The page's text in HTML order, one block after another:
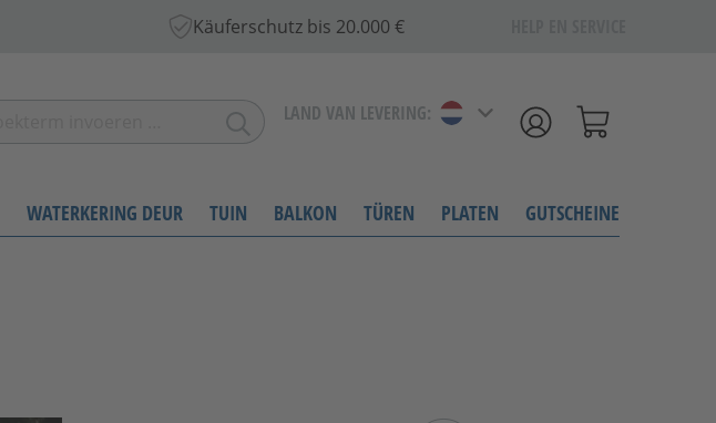
Käuferschutz bis 20.000 €
LAND VAN LEVERING:
WATERKERING DEUR TUIN BALKON TÜREN PLATEN GUTSCHEINE